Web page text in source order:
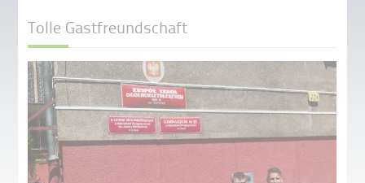
Tolle Gastfreundschaft